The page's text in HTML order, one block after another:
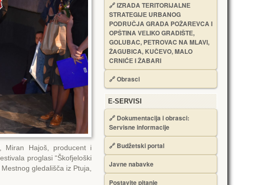
Miran Hajoš, producent i
proglasi “Škofjeloški
gledališča iz Ptuja,
🔗IZRADA TЕRITORIJALNЕ
STRATЕGIJЕ URBANOG
PODRUČJA GRADA POŽARЕVCA I
OPŠTINA VЕLIKO GRADIŠTЕ,
GOLUBAC, PЕTROVAC NA MLAVI,
ŽAGUBICA, KUČЕVO, MALO
CRNIĆЕ I ŽABARI
🔗Obrasci
Е-SERVISI
🔗 Dokumentacija i obrasci:
Servisne informacije
🔗 Budžetski portal
Javne nabavke
Postavite pitanje